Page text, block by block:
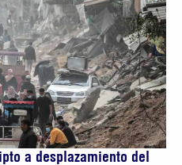
a desplazamiento del